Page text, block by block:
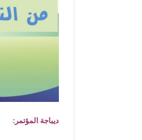
ديباجة المؤتمر: